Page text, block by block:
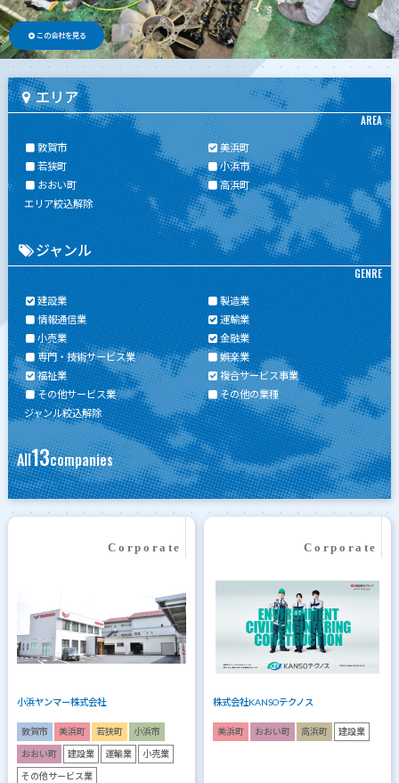
この会社を見る
エリア
AREA
敦賀市
美浜町
若狭町
小浜市
おおい町
高浜町
エリア絞込解除
ジャンル
GENRE
建設業
製造業
情報通信業
運輸業
小売業
金融業
専門・技術サービス業
娯楽業
福祉業
複合サービス事業
その他サービス業
その他の業種
ジャンル絞込解除
All13companies
小浜ヤンマー株式会社
敦賀市 美浜町 若狭町 小浜市
おおい町 建設業 運輸業 小売業
その他サービス業
株式会社KANSOテクノス
美浜町 おおい町 高浜町 建設業